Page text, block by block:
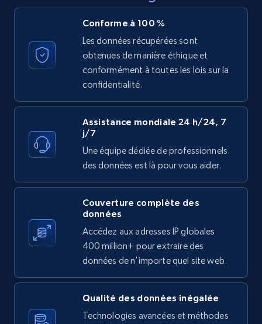
UPC
URL, Product id, Title, Product description,
Rating, Reviews count, Initial price, Discount,
174+ Essai gratuit
Zara - Products
Category id, Product id, Product name, Price,
Currency, Colour code, Colour, Description, and
more.
208+ Essai gratuit
Zara - Products - discovery by category url
Conforme à 100 %
Les données récupérées sont
obtenues de manière éthique et
conformément à toutes les lois sur la
confidentialité.
Assistance mondiale 24 h/24, 7
j/7
Une équipe dédiée de professionnels
des données est là pour vous aider.
Couverture complète des
données
Accédez aux adresses IP globales
400 million+ pour extraire des
données de n'importe quel site web.
Qualité des données inégalée
Technologies avancées et méthodes